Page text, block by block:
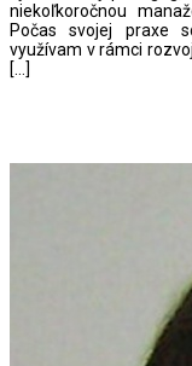
niekoľkoročnou
Počas svojej praxe
využívam v rámci
[…]